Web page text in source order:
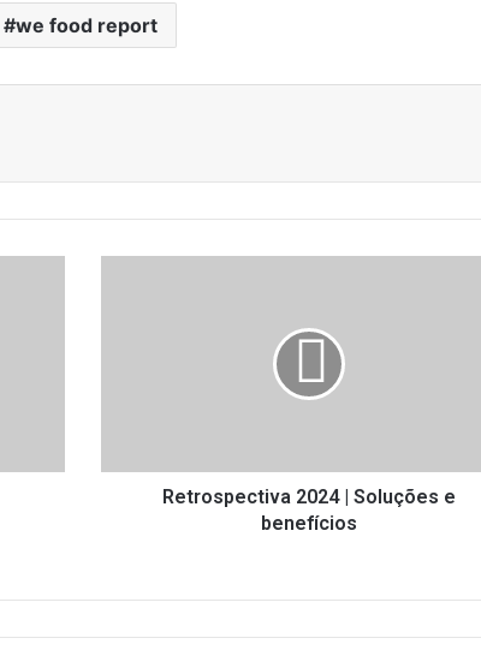
we food report
Retrospectiva 2024 | Soluções e
benefícios